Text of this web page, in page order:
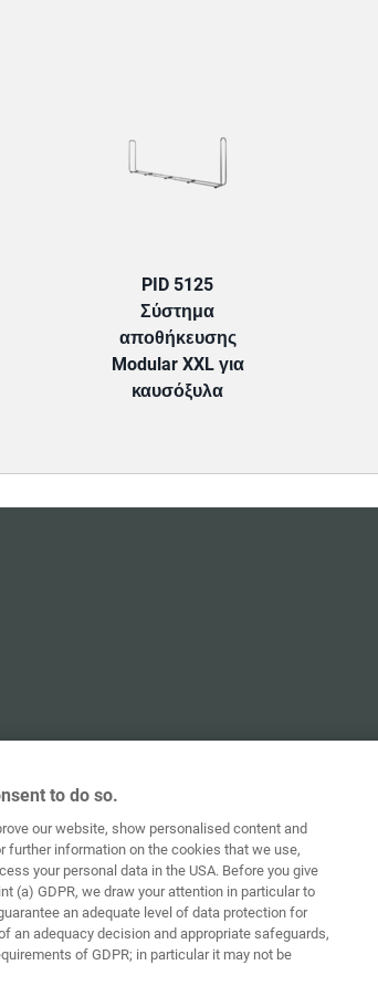
PID 5125
Σύστημα
αποθήκευσης
Modular XXL για
καυσόξυλα
to do so.
our website, show personalised content and
further information on the cookies that we use,
your personal data in the USA. Before you give
(a) GDPR, we draw your attention in particular to
an adequate level of data protection for
an adequacy decision and appropriate safeguards,
of GDPR; in particular it may not be